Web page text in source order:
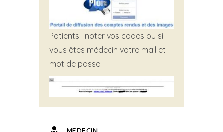
Patients : noter vos codes ou si
vous êtes médecin votre mail et
mot de passe.